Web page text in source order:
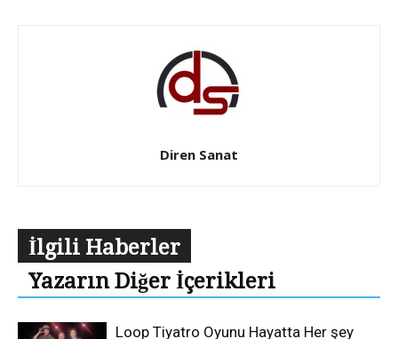
Diren Sanat
İlgili Haberler
Yazarın Diğer İçerikleri
Loop Tiyatro Oyunu Hayatta Her şey